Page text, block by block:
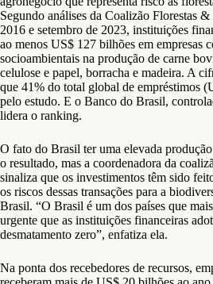
Segundo análises da Coalizão Florestas
2016 e setembro de 2023, instituições
ao menos US$ 127 bilhões em empresas
socioambientais na produção de carne
celulose e papel, borracha e madeira. A
que 41% do total global de empréstimos
pelo estudo. E o Banco do Brasil,
lidera o ranking.
O fato do Brasil ter uma elevada
o resultado, mas a coordenadora da
sinaliza que os investimentos têm sido
os riscos dessas transações para a
Brasil. “O Brasil é um dos países que
urgente que as instituições financeiras
desmatamento zero”, enfatiza ela.
Na ponta dos recebedores de recursos,